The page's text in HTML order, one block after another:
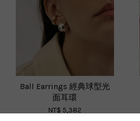
Ball Earrings 經典球型光
面耳環
NT$ 5,382